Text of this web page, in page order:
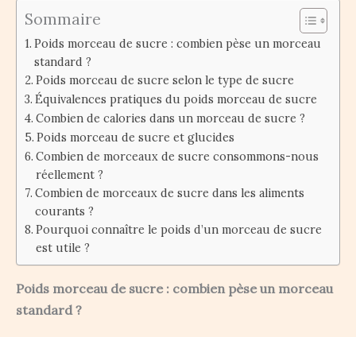
Sommaire
Poids morceau de sucre : combien pèse un morceau
standard ?
Poids morceau de sucre selon le type de sucre
Équivalences pratiques du poids morceau de sucre
Combien de calories dans un morceau de sucre ?
Poids morceau de sucre et glucides
Combien de morceaux de sucre consommons-nous
réellement ?
Combien de morceaux de sucre dans les aliments
courants ?
Pourquoi connaître le poids d’un morceau de sucre
est utile ?
Poids morceau de sucre : combien pèse un morceau
standard ?